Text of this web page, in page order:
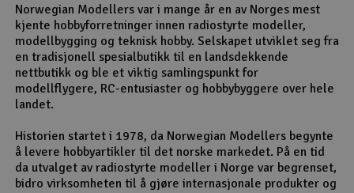
Norwegian Modellers var i mange år en av Norges mest
kjente hobbyforretninger innen radiostyrte modeller,
modellbygging og teknisk hobby. Selskapet utviklet seg fra
en tradisjonell spesialbutikk til en landsdekkende
nettbutikk og ble et viktig samlingspunkt for
modellflygere, RC-entusiaster og hobbybyggere over hele
landet.
Historien startet i 1978, da Norwegian Modellers begynte
å levere hobbyartikler til det norske markedet. På en tid
da utvalget av radiostyrte modeller i Norge var begrenset,
bidro virksomheten til å gjøre internasjonale produkter og